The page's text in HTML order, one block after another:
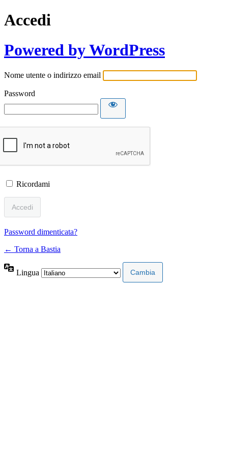
Accedi
Powered by WordPress
Nome utente o indirizzo email
Password
Ricordami
Password dimenticata?
← Torna a Bastia
Lingua